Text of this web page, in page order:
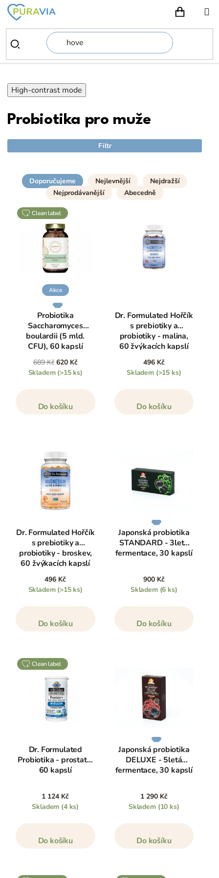
Přejít
obsah
High-contrast mode
Probiotika pro muže
Filtr
Doporučujeme Nejlevnější
Nejdražší
Nejprodávanější
Abecedně
clean label
Akce
Probiotika
Saccharomyces
boulardii (5 mld.
CFU), 60 kapslí
689 Kč 620 Kč
Skladem (>15 ks)
Do košíku
Dr. Formulated Hořčík
s prebiotiky a
probiotiky - malina,
60 žvýkacích kapslí
496 Kč
Skladem (>15 ks)
Do košíku
Dr. Formulated Hořčík
s prebiotiky a
probiotiky - broskev,
60 žvýkacích kapslí
496 Kč
Skladem (>15 ks)
Do košíku
Japonská probiotika
STANDARD - 3letá
fermentace, 30 kapslí
900 Kč
Skladem (6 ks)
Do košíku
clean label
Dr. Formulated
Probiotika - prostata,
60 kapslí
1 124 Kč
Skladem (4 ks)
Do košíku
Japonská probiotika
DELUXE - 5letá
fermentace, 30 kapslí
1 290 Kč
Skladem (10 ks)
Do košíku